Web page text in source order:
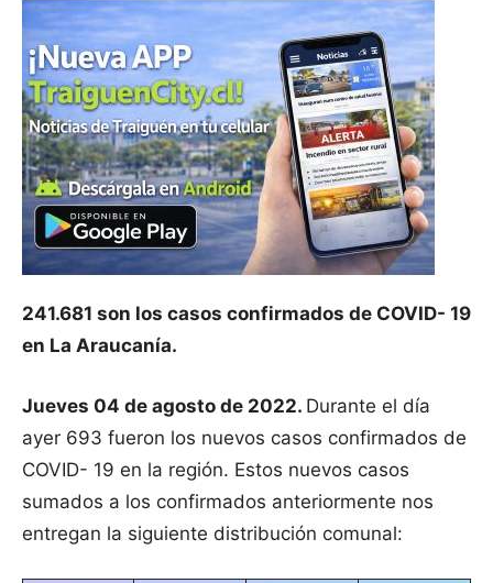
241.681 son los casos confirmados de COVID- 19
en La Araucanía.
Jueves 04 de agosto de 2022. Durante el día
ayer 693 fueron los nuevos casos confirmados de
COVID- 19 en la región. Estos nuevos casos
sumados a los confirmados anteriormente nos
entregan la siguiente distribución comunal: